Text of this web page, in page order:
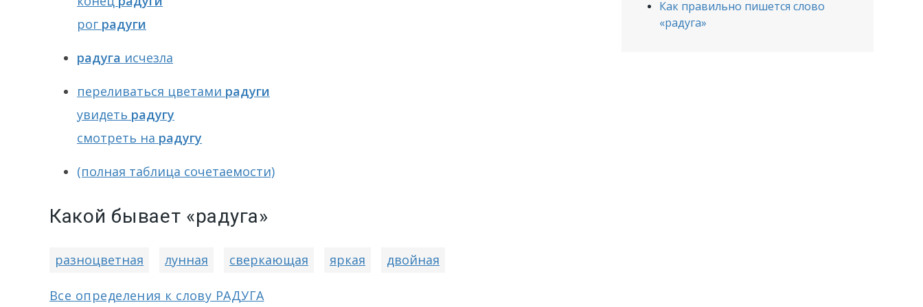
рог радуги
радуга исчезла
переливаться цветами радуги
увидеть радугу
смотреть на радугу
(полная таблица сочетаемости)
Какой бывает «радуга»
разноцветная лунная сверкающая яркая двойная
Все определения к слову РАДУГА
Как правильно пишется слово
«радуга»